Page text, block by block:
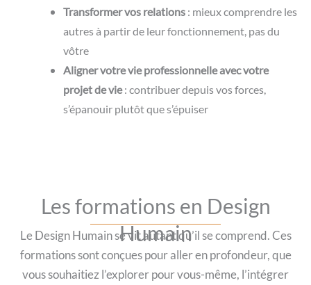
Transformer vos relations : mieux comprendre les
autres à partir de leur fonctionnement, pas du
vôtre
Aligner votre vie professionnelle avec votre
projet de vie: contribuer depuis vos forces,
s’épanouir plutôt que s’épuiser
Les formations en Design
Humain
Le Design Humain se vit autant qu’il se comprend. Ces
formations sont conçues pour aller en profondeur, que
vous souhaitiez l’explorer pour vous-même, l’intégrer